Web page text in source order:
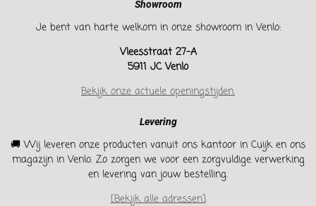
Showroom
Je bent van harte welkom in onze showroom in Venlo:
Vleesstraat 27-A
5911 JC Venlo
Bekijk onze actuele openingstijden.
Levering
🚚 Wij leveren onze producten vanuit ons kantoor in Cuijk en ons
magazijn in Venlo. Zo zorgen we voor een zorgvuldige verwerking
en levering van jouw bestelling.
[Bekijk alle adressen]